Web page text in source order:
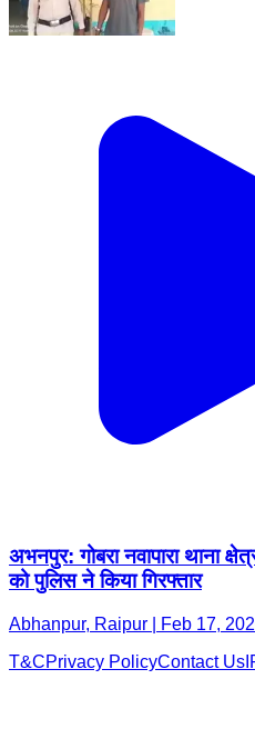
अभनपुर: गोबरा नवापारा थाना
को पुलिस ने किया गिरफ्तार
Abhanpur, Raipur | Feb 17,
T&CPrivacy PolicyContact Us